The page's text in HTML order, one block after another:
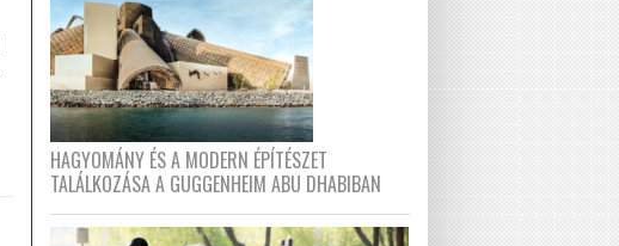
HAGYOMÁNY ÉS A MODERN ÉPÍTÉSZET
TALÁLKOZÁSA A GUGGENHEIM ABU DHABIBAN